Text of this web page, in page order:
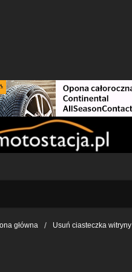
główna Usuń ciasteczka witryny